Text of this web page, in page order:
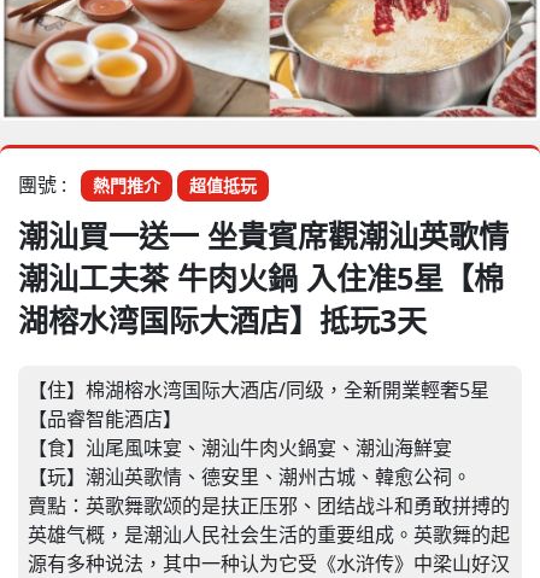
團號 : 熱門推介 超值抵玩
潮汕買一送一 坐貴賓席觀潮汕英歌情
潮汕工夫茶 牛肉火鍋 入住准5星【棉
湖榕水湾国际大酒店】抵玩3天
【住】棉湖榕水湾国际大酒店/同级，全新開業輕奢5星
【品睿智能酒店】
【食】汕尾風味宴、潮汕牛肉火鍋宴、潮汕海鮮宴
【玩】潮汕英歌情、德安里、潮州古城、韓愈公祠。
賣點：英歌舞歌颂的是扶正压邪、团结战斗和勇敢拼搏的
英雄气概，是潮汕人民社会生活的重要组成。英歌舞的起
源有多种说法，其中一种认为它受《水浒传》中梁山好汉